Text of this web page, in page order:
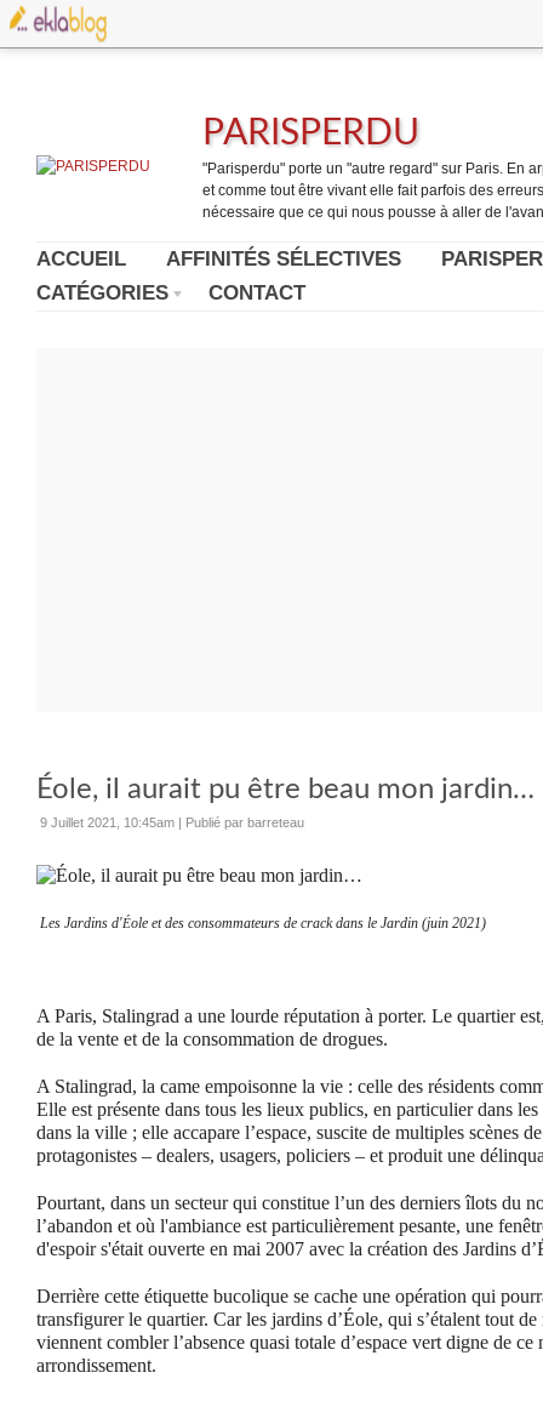
PARISPERDU
"Parisperdu" porte un "autre regard" sur Paris. En
et comme tout être vivant elle fait parfois des
nécessaire que ce qui nous pousse à aller de
ACCUEIL AFFINITÉS SÉLECTIVES
CATÉGORIES
CONTACT
Éole, il aurait pu être beau mon jardin…
9 Juillet 2021, 10:45am | Publié par barreteau
Les Jardins d'Éole et des consommateurs de crack dans le Jardin (juin 2021)
A Paris, Stalingrad a une lourde réputation à porter. Le quartier
de la vente et de la consommation de drogues.
A Stalingrad, la came empoisonne la vie : celle des résidents
Elle est présente dans tous les lieux publics, en particulier dans les
dans la ville ; elle accapare l’espace, suscite de multiples scènes
protagonistes – dealers, usagers, policiers – et produit une
Pourtant, dans un secteur qui constitue l’un des derniers îlots du
l’abandon et où l'ambiance est particulièrement pesante, une
d'espoir s'était ouverte en mai 2007 avec la création des Jardins
Derrière cette étiquette bucolique se cache une opération qui
transfigurer le quartier. Car les jardins d’Éole, qui s’étalent tout de
viennent combler l’absence quasi totale d’espace vert digne de ce
arrondissement.